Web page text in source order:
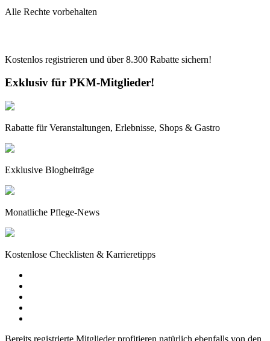
Alle Rechte vorbehalten
Kostenlos registrieren und über8.300 Rabatte sichern!
Exklusiv für PKM-Mitglieder!
Rabatte für Veranstaltungen, Erlebnisse, Shops & Gastro
Exklusive Blogbeiträge
Monatliche Pflege-News
Kostenlose Checklisten & Karrieretipps
Bereits registrierte Mitglieder profitieren natürlich ebenfalls von den